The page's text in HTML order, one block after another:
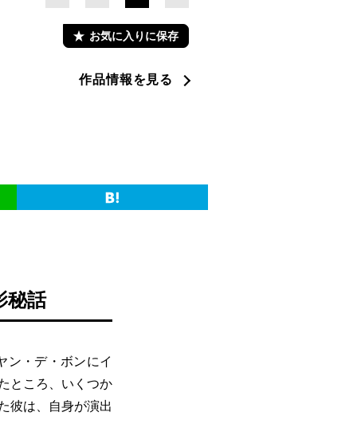
お気に入りに保存
作品情報を見る
秘話
ン・デ・ボンにイ
ところ、いくつか
彼は、自身が演出